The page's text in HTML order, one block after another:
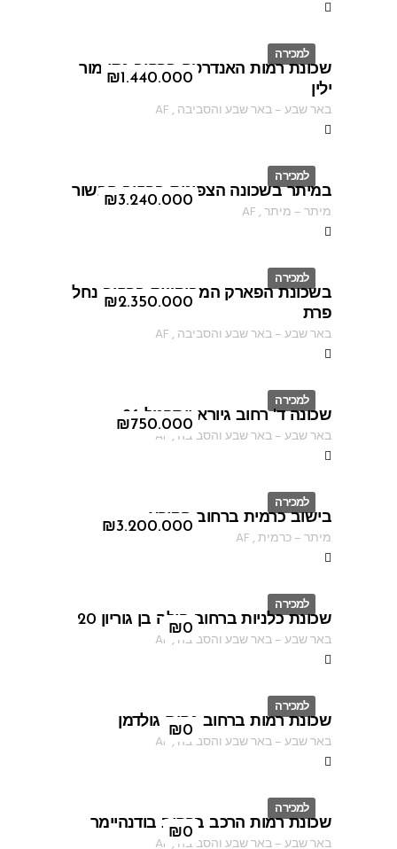
למכירה
ID
₪1.440.000
שכונת רמות האנדרטה ברחוב נתן מור
ילין
באר שבע–באר שבע והסביבה ,
AF
למכירה
ID
₪3.240.000
במיתר בשכונה הצפונית ברחוב הבשור
מיתר– מיתר,
AF
למכירה
ID
₪2.350.000
בשכונת הפארק המבוקשת ברחוב נחל
פרת
באר שבע–באר שבע והסביבה ,
AF
למכירה
ID
₪750.000
שכונה ד' רחוב גיורא יוספטל 26
באר שבע–באר שבע והסביבה ,
AF
למכירה
ID
₪3.200.000
בישוב כרמית ברחוב הקורא
מיתר–כרמית,
AF
למכירה
ID
₪0
שכונת כלניות ברחוב פולה בן גוריון 20
באר שבע–באר שבע והסביבה ,
AF
למכירה
ID
₪0
שכונת רמות ברחוב נחום גולדמן
באר שבע–באר שבע והסביבה ,
AF
למכירה
ID
₪0
שכונת רמות הרכב ברחוב בודנהיימר
באר שבע–באר שבע והסביבה ,
AF